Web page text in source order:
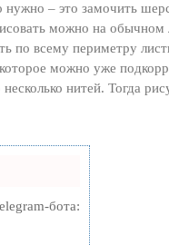
нужно – это замочить
можно на
по всему периметру
можно уже
нитей. Тогда
бота: